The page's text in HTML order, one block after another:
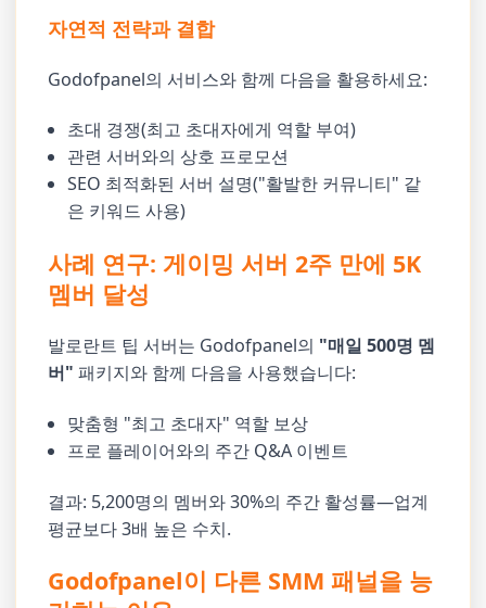
자연적 전략과 결합
Godofpanel의 서비스와 함께 다음을 활용하세요:
초대 경쟁(최고 초대자에게 역할 부여)
관련 서버와의 상호 프로모션
SEO 최적화된 서버 설명("활발한 커뮤니티" 같
은 키워드 사용)
사례 연구: 게이밍 서버 2주 만에 5K
멤버 달성
발로란트 팁 서버는 Godofpanel의 "매일 500명 멤
버" 패키지와 함께 다음을 사용했습니다:
맞춤형 "최고 초대자" 역할 보상
프로 플레이어와의 주간 Q&A 이벤트
결과: 5,200명의 멤버와 30%의 주간 활성률—업계
평균보다 3배 높은 수치.
Godofpanel이 다른 SMM 패널을 능